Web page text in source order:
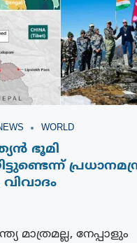
WORLD
ഭൂമി
മാത്രമല്ല, നേപ്പാളും